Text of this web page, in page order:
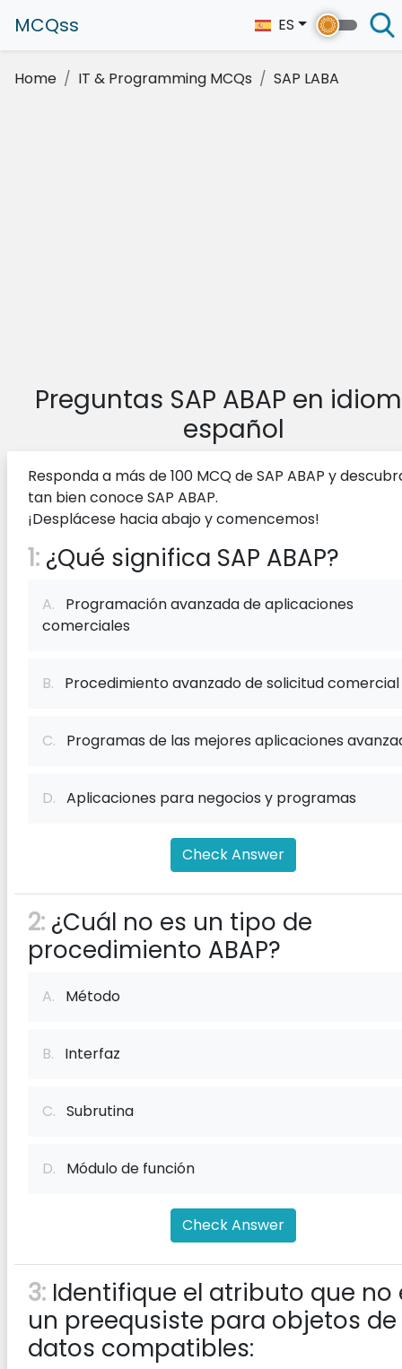
MCQss ES
Home IT & Programming MCQs SAP LABA
Preguntas SAP ABAP en
español
Responda a más de 100 MCQ de SAP ABAP y
tan bien conoce SAP ABAP.
¡Desplácese hacia abajo y comencemos!
1: ¿Qué significa SAP ABAP?
A. Programación avanzada de aplicaciones
comerciales
B. Procedimiento avanzado de solicitud comercial
C. Programas de las mejores aplicaciones
D. Aplicaciones para negocios y programas
Check Answer
2: ¿Cuál no es un tipo de
procedimiento ABAP?
A. Método
B. Interfaz
C. Subrutina
D. Módulo de función
Check Answer
3: Identifique el atributo que no
un preequsiste para objetos de
datos compatibles: